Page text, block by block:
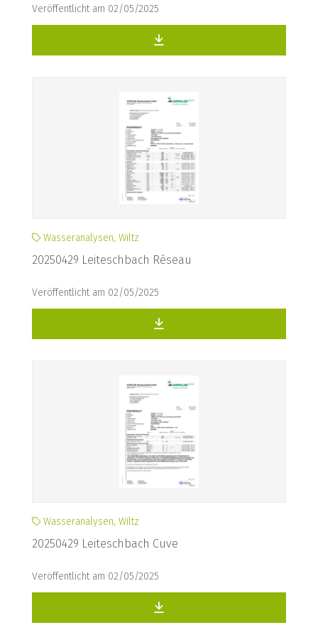
Veröffentlicht am 02/05/2025
Wasseranalysen, Wiltz
20250429 Leiteschbach Réseau
Veröffentlicht am 02/05/2025
Wasseranalysen, Wiltz
20250429 Leiteschbach Cuve
Veröffentlicht am 02/05/2025